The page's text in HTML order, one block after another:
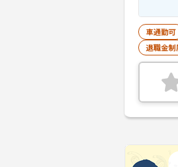
車通勤可
退職金制